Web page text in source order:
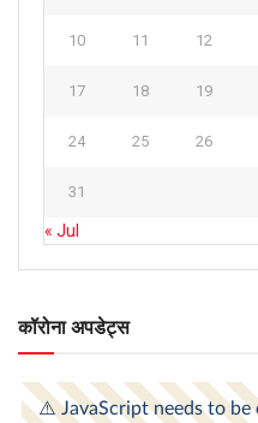
10 11 12
17 18 19
24 25 26
31
« Jul
कॉरोना अपडेट्स